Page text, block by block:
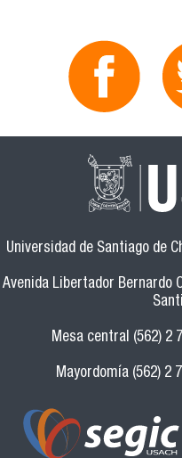
Universidad de Santiago de
Avenida Libertador Bernardo
Mesa central (562) 2
Mayordomía (562) 2